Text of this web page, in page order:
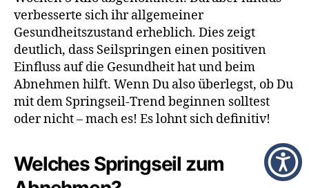
verbesserte sich ihr allgemeiner
Gesundheitszustand erheblich. Dies zeigt
deutlich, dass Seilspringen einen positiven
Einfluss auf die Gesundheit hat und beim
Abnehmen hilft. Wenn Du also überlegst, ob Du
mit dem Springseil-Trend beginnen solltest
oder nicht – mach es! Es lohnt sich definitiv!
Welches Springseil zum